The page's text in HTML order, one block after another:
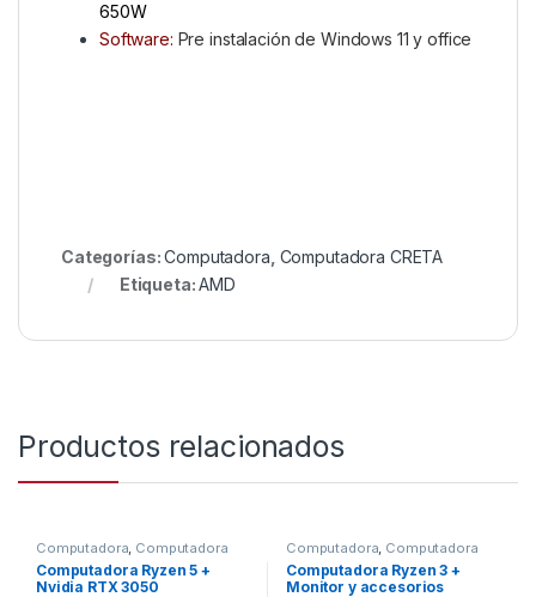
650W
Software: Pre instalación de Windows 11 y office
Categorías:Computadora Computadora CRETA
Etiqueta:AMD
Productos relacionados
Computadora, Computadora
CRETA
Computadora Ryzen 5 +
Nvidia RTX 3050
Computadora, Computadora
CRETA
Computadora Ryzen 3 +
Monitor y accesorios